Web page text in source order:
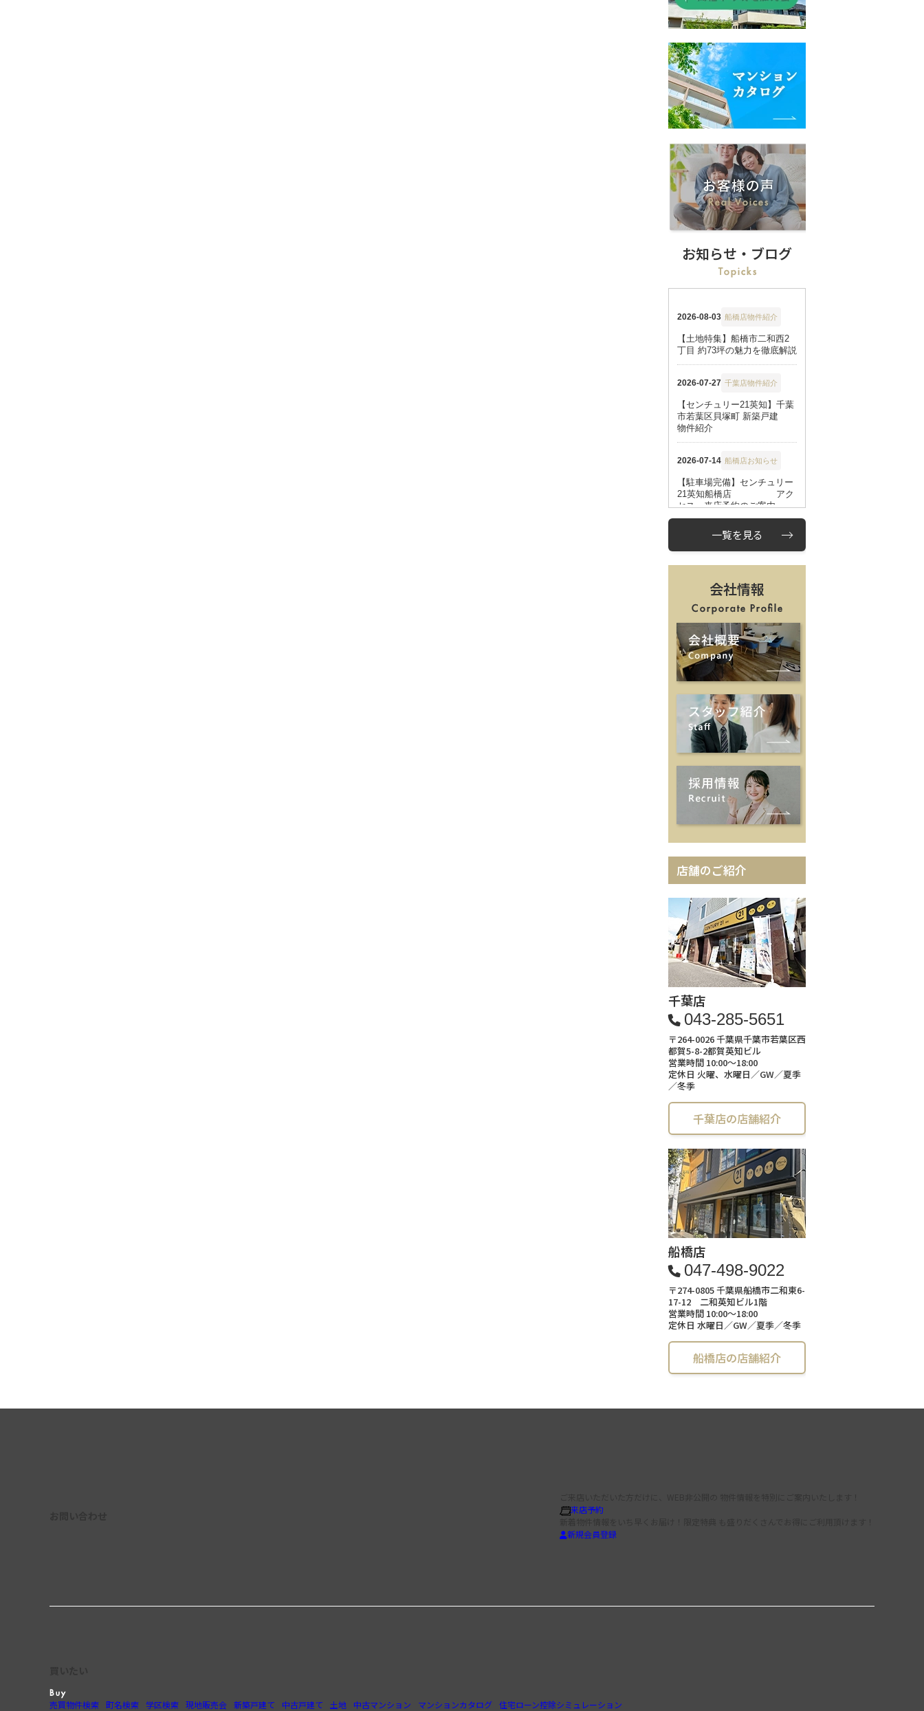
お知らせ・ブログ
一覧を見る
会社情報
店舗のご紹介
千葉店
043-285-5651
〒264-0026 千葉県千葉市若葉区西
都賀5-8-2都賀英知ビル
営業時間 10:00～18:00
定休日 火曜、水曜日／GW／夏季
／冬季
千葉店の店舗紹介
船橋店
047-498-9022
〒274-0805 千葉県船橋市二和東6-
17-12 二和英知ビル1階
営業時間 10:00～18:00
定休日 水曜日／GW／夏季／冬季
船橋店の店舗紹介
来店予約
新規会員登録
売買物件検索 町名検索 学区検索 現地販売会 新築戸建て 中古戸建て 土地 中古マンション マンションカタログ 住宅ローン控除シミュレーション